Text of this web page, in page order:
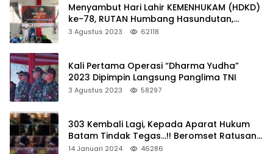
Menyambut Hari Lahir KEMENHUKAM (HDKD)
ke-78, RUTAN Humbang Hasundutan,
Kanwil KEMENKUMHAM SUMUT Gelar
3 Agustus 2023 62118
Kali Pertama Operasi “Dharma Yudha”
2023 Dipimpin Langsung Panglima TNI
3 Agustus 2023 58297
303 Kembali Lagi, Kepada Aparat Hukum
Batam Tindak Tegas…!! Beromset Ratusan
Juta Per-Hari
14 Januari 2024 46286